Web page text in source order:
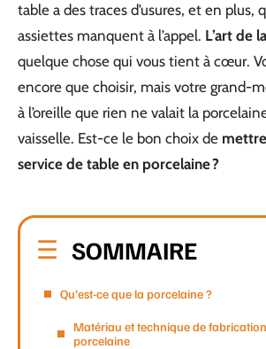
table a des traces d’usures, et en plus,
assiettes manquent à l’appel. L’art de
quelque chose qui vous tient à cœur.
encore que choisir, mais votre grand-
à l’oreille que rien ne valait la
vaisselle. Est-ce le bon choix de
service de table en porcelaine ?
SOMMAIRE
Qu’est-ce que la porcelaine ?
Matériau et technique de
porcelaine